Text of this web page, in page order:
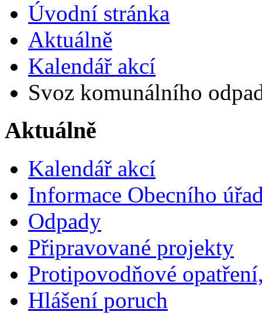
Úvodní stránka
Aktuálně
Kalendář akcí
Svoz komunálního
Aktuálně
Kalendář akcí
Informace Obecního
Odpady
Připravované projekty
Protipovodňové
Hlášení poruch